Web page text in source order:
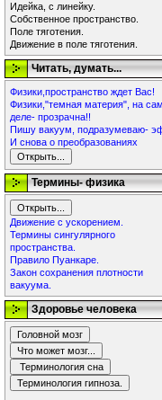
Идейка, с линейку.
Собственное пространство.
Поле тяготения.
Движение в поле тяготения.
Читать, думать...
Физики,пространство ждет Вас!
Физики,"темная материя", на
деле- прозрачна!!
Пишу вакуум, подразумеваю-
И снова о преобразованиях
Термины- физика
Движение с ускорением.
Термины сингулярного
пространства.
Правило Пуанкаре.
Закон сохранения плотности
вакуума.
Здоровье человека